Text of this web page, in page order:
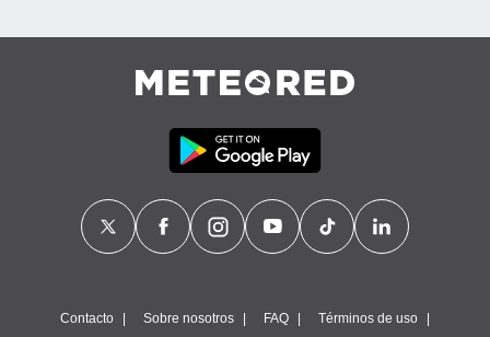
Contacto Sobre nosotros FAQ Términos de uso